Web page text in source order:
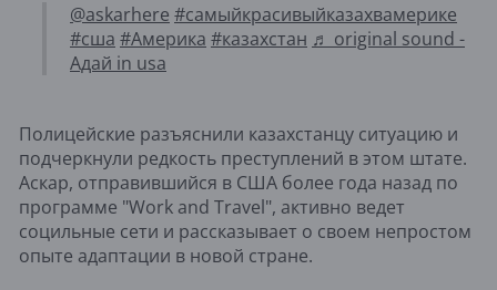
@askarhere #самыйкрасивыйказахвамерике
#сша #Америка #казахстан ♬ original sound -
Адай in usa
Полицейские разъяснили казахстанцу ситуацию и
подчеркнули редкость преступлений в этом штате.
Аскар, отправившийся в США более года назад по
программе "Work and Travel", активно ведет
социльные сети и рассказывает о своем непростом
опыте адаптации в новой стране.